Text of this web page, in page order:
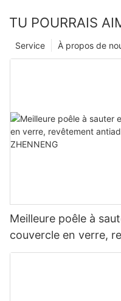
TU POURRAIS
À propos de
Service
Meilleure poêle à
couvercle en verre,
motif nid d'abeille -